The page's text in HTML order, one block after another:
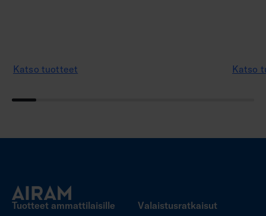
Katso tuotteet Katso
Tuotteet ammattilaisille Valaistusratkaisut